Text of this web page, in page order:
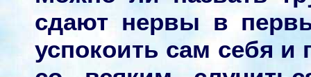
сдают нервы в
успокоить сам себя